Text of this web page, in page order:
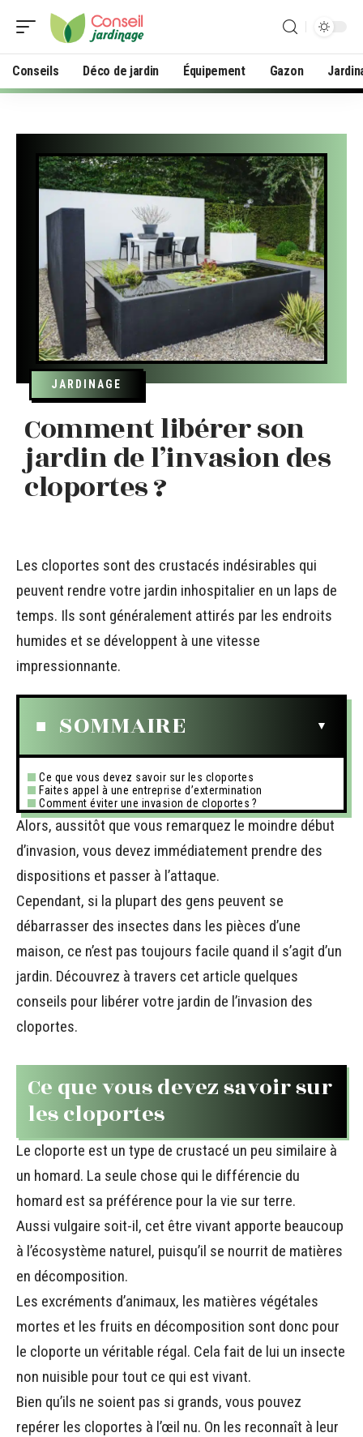
Conseils Déco de jardin Équipement Gazon
JARDINAGE
Comment libérer son
jardin de l’invasion des
cloportes ?
Les cloportes sont des crustacés indésirables qui
peuvent rendre votre jardin inhospitalier en un laps de
temps. Ils sont généralement attirés par les endroits
humides et se développent à une vitesse
impressionnante.
SOMMAIRE
Ce que vous devez savoir sur les cloportes
Faites appel à une entreprise d’extermination
Comment éviter une invasion de cloportes ?
Alors, aussitôt que vous remarquez le moindre début
d’invasion, vous devez immédiatement prendre des
dispositions et passer à l’attaque.
Cependant, si la plupart des gens peuvent se
débarrasser des insectes dans les pièces d’une
maison, ce n’est pas toujours facile quand il s’agit d’un
jardin. Découvrez à travers cet article quelques
conseils pour libérer votre jardin de l’invasion des
cloportes.
Ce que vous devez savoir sur
les cloportes
Le cloporte est un type de crustacé un peu similaire à
un homard. La seule chose qui le différencie du
homard est sa préférence pour la vie sur terre.
Aussi vulgaire soit-il, cet être vivant apporte beaucoup
à l’écosystème naturel, puisqu’il se nourrit de matières
en décomposition.
Les excréments d’animaux, les matières végétales
mortes et les fruits en décomposition sont donc pour
le cloporte un véritable régal. Cela fait de lui un insecte
non nuisible pour tout ce qui est vivant.
Bien qu’ils ne soient pas si grands, vous pouvez
repérer les cloportes à l’œil nu. On les reconnaît à leur